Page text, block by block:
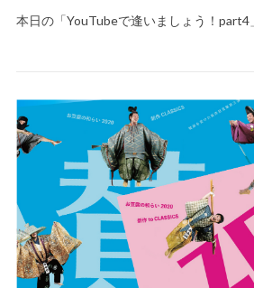
本日の「YouTubeで逢いましょう！